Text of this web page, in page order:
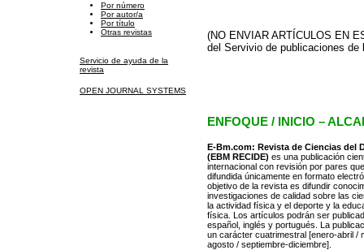
Por número
Por autor/a
Por título
Otras revistas
Servicio de ayuda de la
revista
OPEN JOURNAL SYSTEMS
(NO ENVIAR ARTÍCULOS EN
del Servivio de publicaciones de
ENFOQUE / INICIO –
E-Bm.com: Revista de Ciencias del
(EBM RECIDE) es una publicación
internacional con revisión por pares
difundida únicamente en formato
objetivo de la revista es difundir
investigaciones de calidad sobre las
la actividad física y el deporte y la
física. Los artículos podrán ser
español, inglés y portugués. La
un carácter cuatrimestral [enero-abril /
agosto / septiembre-diciembre].